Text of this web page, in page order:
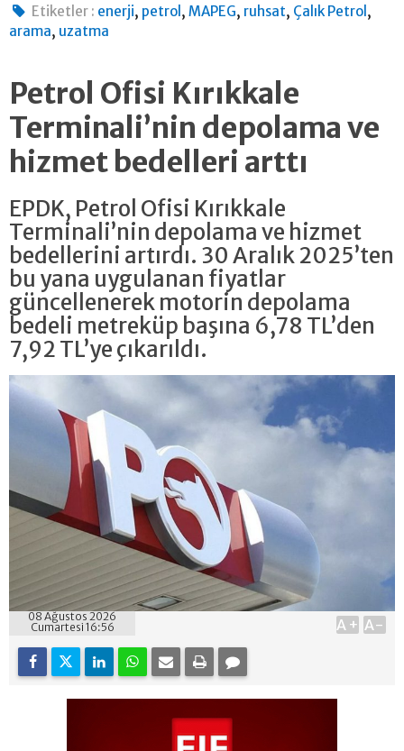
Etiketler : enerji, petrol ,MAPEG, ruhsat, Çalık Petrol ,
arama, uzatma
Petrol Ofisi Kırıkkale
Terminali’nin depolama ve
hizmet bedelleri arttı
EPDK, Petrol Ofisi Kırıkkale
Terminali’nin depolama ve hizmet
bedellerini artırdı. 30 Aralık 2025’ten
bu yana uygulanan fiyatlar
güncellenerek motorin depolama
bedeli metreküp başına 6,78 TL’den
7,92 TL’ye çıkarıldı.
08 Ağustos 2026
Cumartesi 16:56
A+ A-